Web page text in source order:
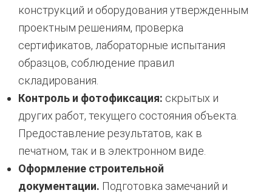
конструкций и оборудования утвержденным
проектным решениям, проверка
сертификатов, лабораторные испытания
образцов, соблюдение правил
складирования.
Контроль и фотофиксация: скрытых и
других работ, текущего состояния объекта.
Предоставление результатов, как в
печатном, так и в электронном виде.
Оформление строительной
документации. Подготовка замечаний и